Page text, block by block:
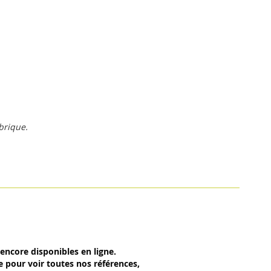
disponibles en ligne.
pour voir toutes nos références,